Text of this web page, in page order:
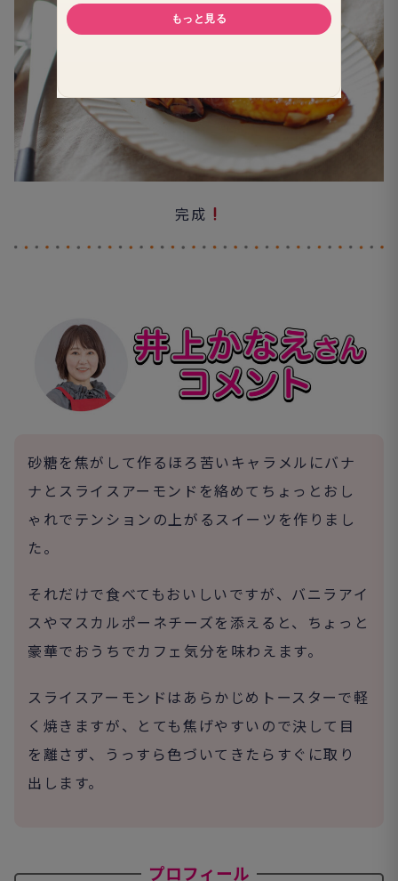
完成
砂糖を焦がして作るほろ苦いキャラメルにバナ
ナとスライスアーモンドを絡めてちょっとおし
ゃれでテンションの上がるスイーツを作りまし
た。
それだけで食べてもおいしいですが、バニラアイ
スやマスカルポーネチーズを添えると、ちょっと
豪華でおうちでカフェ気分を味わえます。
スライスアーモンドはあらかじめトースターで軽
く焼きますが、とても焦げやすいので決して目
を離さず、うっすら色づいてきたらすぐに取り
出します。
プロフィール